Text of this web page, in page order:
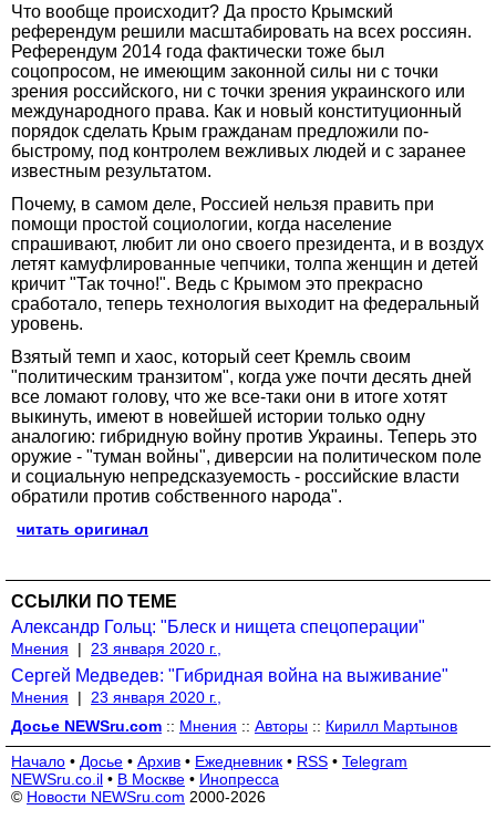
Что вообще происходит?‌ Да просто Крымский
референдум решили масштабировать на всех россиян.
Референдум 2014 года фактически тоже был
соцопросом,‌ не имеющим законной силы ни с точки
зрения российского,‌ ни с точки зрения украинского или
международного права. Как и новый конституционный
порядок сделать Крым гражданам предложили по-
быстрому,‌ под контролем вежливых людей и с заранее
известным результатом.
Почему, в самом деле,‌ Россией нельзя править при
помощи простой социологии, когда население
спрашивают,‌ любит ли оно своего президента,‌ и в воздух
летят камуфлированные чепчики, толпа женщин и детей
кричит "Так точно!". Ведь с Крымом это прекрасно
сработало,‌ теперь технология выходит на федеральный
уровень.
Взятый темп и хаос, который сеет Кремль своим
"политическим транзитом",‌ когда уже почти десять дней
все ломают голову,‌ что же все-таки они в итоге хотят
выкинуть, имеют в новейшей истории только одну
аналогию:‌ гибридную войну против Украины. Теперь это
оружие - "туман войны", диверсии на политическом поле
и социальную непредсказуемость - российские власти
обратили против собственного народа".
читать оригинал
ССЫЛКИ ПО ТЕМЕ
Александр Гольц: "Блеск и нищета спецоперации"
Мнения | 23 января 2020 г.,
Сергей Медведев: "Гибридная война на выживание"
Мнения |
23 января 2020 г.,
Досье NEWSru.com :: Мнения :: Авторы :: Кирилл Мартынов
Начало • Досье • Архив • Ежедневник • RSS • Telegram
NEWSru.co.il • В Москве • Инопресса
© Новости NEWSru.com 2000-2026